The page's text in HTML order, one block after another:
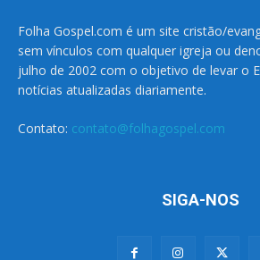
Folha Gospel.com é um site cristão/
sem vínculos com qualquer igreja ou
julho de 2002 com o objetivo de levar o
notícias atualizadas diariamente.
Contato: contato@folhagospel.com
SIGA-NOS